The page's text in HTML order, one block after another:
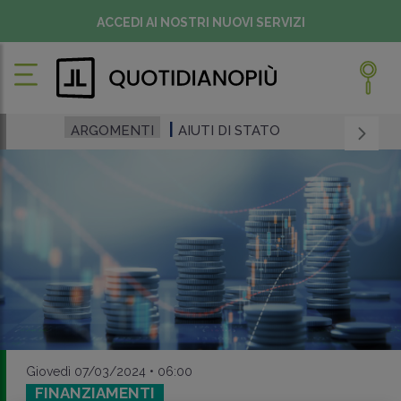
ACCEDI AI NOSTRI NUOVI SERVIZI
ARGOMENTI AIUTI DI STATO
Giovedì 07/03/2024 • 06:00
FINANZIAMENTI